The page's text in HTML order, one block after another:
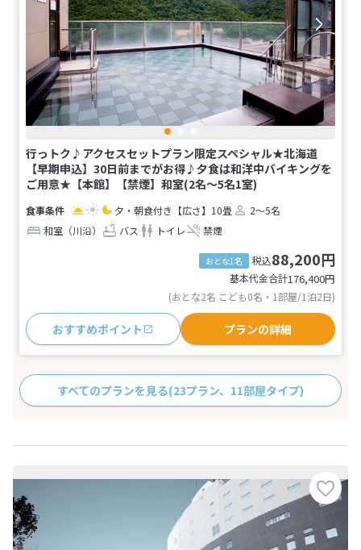
行っトク♪アクセスセットプラン限定スペシャル★北海道
【早期申込】30日前までがお得♪夕食は和洋中バイキングを
ご用意★【本館】【禁煙】和室(2名～5名1室)
夕・朝食付き 【広さ】10畳
2～5名
和室（川沿）
バス トイレ 禁煙
おとな1名 税込88,200円
基本代金合計176,400円
(おとな2名 こども0名・1部屋/1泊2日)
おすすめポイント プランの詳細
すべてのプランを見る(23プラン、11部屋タイプ)